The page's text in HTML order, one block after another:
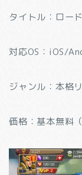
タイトル：ロー
対応OS：iOS/
ジャンル：本格
価格：基本無料